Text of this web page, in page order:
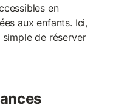
en
aux enfants. Ici,
de réserver